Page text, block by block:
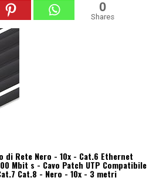
0
Shares
di Rete Nero - 10x - Cat.6 Ethernet
Mbit s - Cavo Patch UTP Compatibile
Cat.8 - Nero - 10x - 3 metri